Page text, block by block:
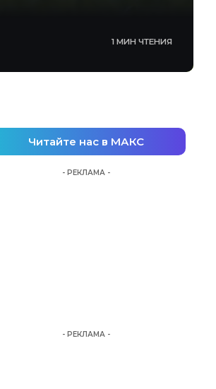
1 МИН ЧТЕНИЯ
Читайте нас в МАКС
- РЕКЛАМА -
- РЕКЛАМА -